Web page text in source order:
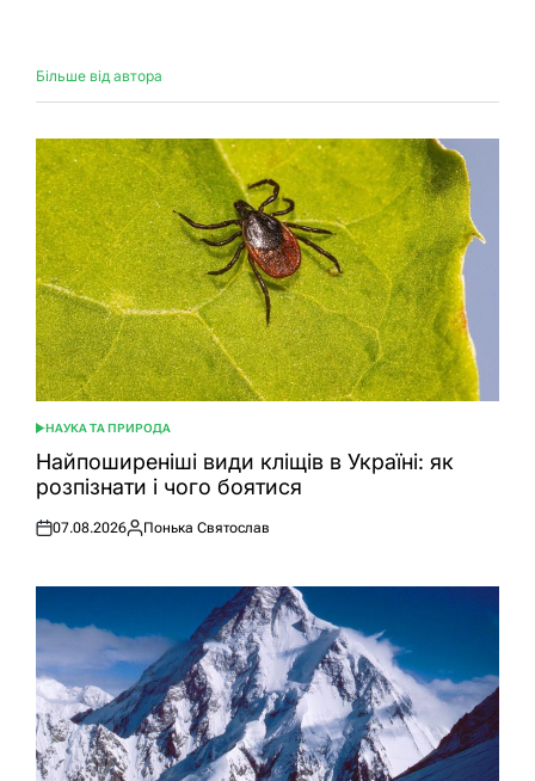
Більше від автора
ОПУБЛІКУВАТИ
У
НАУКА ТА ПРИРОДА
Найпоширеніші види кліщів в Україні: як
розпізнати і чого боятися
Оприлюднено
07.08.2026
Опубліковано
Понька Святослав